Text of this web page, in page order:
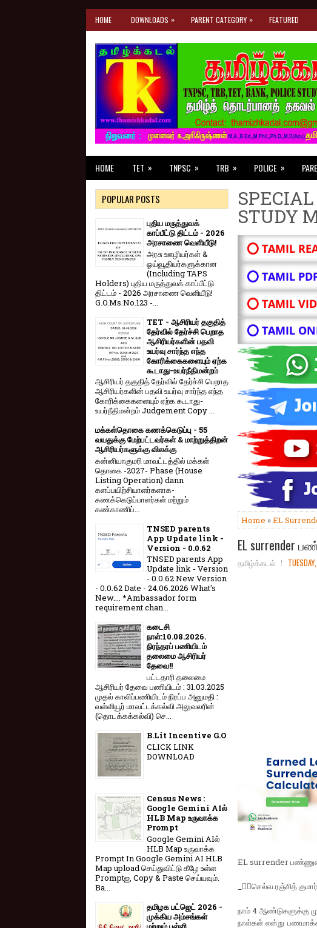
HOME DOWNLOADS » PARENT CATEGORY » FEATURED
HOME TET » TNPSC » TRB » POLICE »
STUDY
⭕ TAMIL
⭕ TAMIL
⭕ TAMIL
⭕ TAMIL
Home »EL
EL surrender
தமிழ்க்கடல்
EL surrender
_✍🏼செல்வ.ரஞ்சித் குமார்_
நாம் 4 ஆண்டுகளுக்கு
நாள்கள் என்று
POPULAR POSTS
புதிய மருத்துவக்
காப்பீட்டு திட்டம் - 2026
அரசாணை வெளியீடு!
அரசு ஊழியர்கள் &
ஓய்வூதியர்களுக்கான
(Including TAPS
Holders) புதிய மருத்துவக் காப்பீட்டு
திட்டம் - 2026 அரசாணை வெளியீடு!
G.O.Ms.No.123 -...
TET - ஆசிரியர் தகுதித்
தேர்வில் தேர்ச்சி பெறாத
ஆசிரியர்களின் பதவி
உயர்வு சார்ந்த எந்த
கோரிக்கைகளையும் ஏற்க
கூடாது-உயர்நீதிமன்றம்
ஆசிரியர் தகுதித் தேர்வில் தேர்ச்சி பெறாத
ஆசிரியர்களின் பதவி உயர்வு சார்ந்த எந்த
கோரிக்கைகளையும் ஏற்க கூடாது-
உயர்நீதிமன்றம் Judgement Copy ...
மக்கள்தொகை கணக்கெடுப்பு - 55
வயதுக்கு மேற்பட்டவர்கள் & மாற்றுத்திறன்
ஆசிரியர்களுக்கு விலக்கு
கன்னியாகுமரி மாவட்டத்தில் மக்கள்
தொகை -2027- Phase (House
Listing Operation) dann
களப்பயிற்சியாளர்களாக-
கணக்கெடுப்பாளர்கள் மற்றும்
கண்காணிப்...
TNSED parents
App Update link -
Version - 0.0.62
TNSED parents App
Update link - Version
- 0.0.62 New Version
- 0.0.62 Date - 24.06.2026 What's
New.... *Ambassador form
requirement chan...
கடைசி
நாள்:10.08.2026.
நிரந்தரப் பணியிடம்
தலைமை ஆசிரியர்
தேவை!!
பட்டதாரி தலைமை
ஆசிரியர் தேவை பணியிடம் : 31.03.2025
முதல் காலிப்பணியிடம் நிரப்ப அனுமதி :
வள்ளியூர் மாவட்டக்கல்வி அலுவலரின்
(தொடக்கக்கல்வி) செ...
B.Lit Incentive G.O
CLICK LINK
DOWNLOAD
Census News :
Google Gemini AIல்
HLB Map உருவாக்க
Prompt
Google Gemini AIல்
HLB Map உருவாக்க
Prompt In Google Gemini AI HLB
Map upload செய்துவிட்டு கீழே உள்ள
Promptஐ, Copy & Paste செய்யவும்.
Ba...
தமிழக பட்ஜெட் 2026 -
முக்கிய அம்சங்கள்